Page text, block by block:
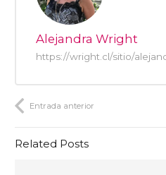
Alejandra Wright
https://wright.cl/sitio/
Entrada anterior
Related Posts